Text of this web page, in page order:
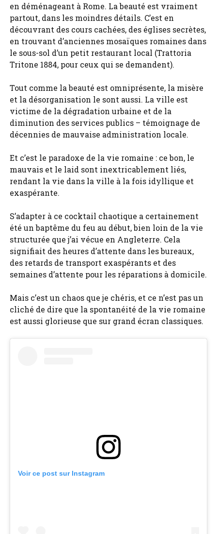
en déménageant à Rome. La beauté est vraiment
partout, dans les moindres détails. C’est en
découvrant des cours cachées, des églises secrètes,
en trouvant d’anciennes mosaïques romaines dans
le sous-sol d’un petit restaurant local (Trattoria
Tritone 1884, pour ceux qui se demandent).
Tout comme la beauté est omniprésente, la misère
et la désorganisation le sont aussi. La ville est
victime de la dégradation urbaine et de la
diminution des services publics – témoignage de
décennies de mauvaise administration locale.
Et c’est le paradoxe de la vie romaine : ce bon, le
mauvais et le laid sont inextricablement liés,
rendant la vie dans la ville à la fois idyllique et
exaspérante.
S’adapter à ce cocktail chaotique a certainement
été un baptême du feu au début, bien loin de la vie
structurée que j’ai vécue en Angleterre. Cela
signifiait des heures d’attente dans les bureaux,
des retards de transport exaspérants et des
semaines d’attente pour les réparations à domicile.
Mais c’est un chaos que je chéris, et ce n’est pas un
cliché de dire que la spontanéité de la vie romaine
est aussi glorieuse que sur grand écran classiques.
Voir ce post sur Instagram